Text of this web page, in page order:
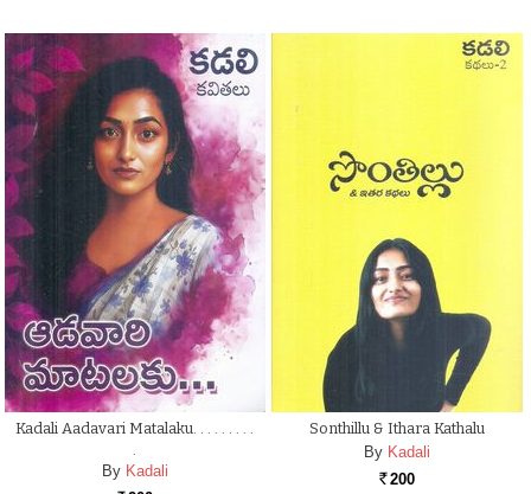
Kadali Aadavari Matalaku. . . . . . . . .
.
By Kadali
Sonthillu & Ithara Kathalu
By Kadali
Rs. 200